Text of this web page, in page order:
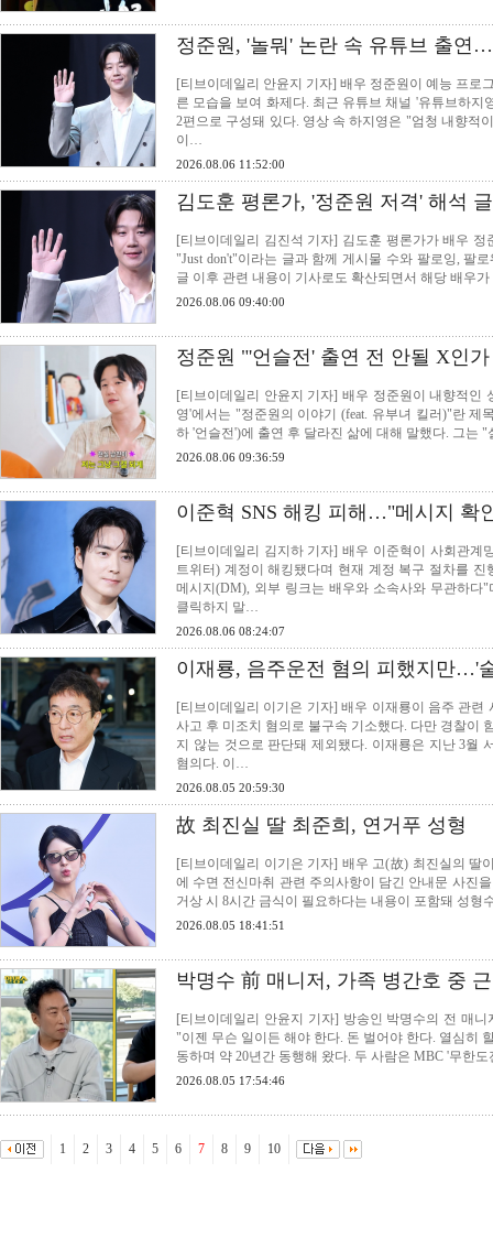
정준원, '놀뭐' 논란 속 유튜브 출연
[티브이데일리 안윤지 기자] 배우 정준원이 예능 프로
른 모습을 보여 화제다. 최근 유튜브 채널 '유튜브하
2편으로 구성돼 있다. 영상 속 하지영은 "엄청 내향적
이…
2026.08.06 11:52:00
김도훈 평론가, '정준원 저격' 해석
[티브이데일리 김진석 기자] 김도훈 평론가가 배우
"Just don't"이라는 글과 함께 게시물 수와 팔로잉, 팔
글 이후 관련 내용이 기사로도 확산되면서 해당 배우
2026.08.06 09:40:00
정준원 "'언슬전' 출연 전 안될 X인
[티브이데일리 안윤지 기자] 배우 정준원이 내향적인
영'에서는 "정준원의 이야기 (feat. 유부녀 킬러)"란
하 '언슬전')에 출연 후 달라진 삶에 대해 말했다. 그는
2026.08.06 09:36:59
이준혁 SNS 해킹 피해…"메시지 확
[티브이데일리 김지하 기자] 배우 이준혁이 사회관계
트위터) 계정이 해킹됐다며 현재 계정 복구 절차를
메시지(DM), 외부 링크는 배우와 소속사와 무관하다
클릭하지 말…
2026.08.06 08:24:07
이재룡, 음주운전 혐의 피했지만…'
[티브이데일리 이기은 기자] 배우 이재룡이 음주 관
사고 후 미조치 혐의로 불구속 기소했다. 다만 경찰이
지 않는 것으로 판단돼 제외됐다. 이재룡은 지난 3월
혐의다. 이…
2026.08.05 20:59:30
故 최진실 딸 최준희, 연거푸 성형
[티브이데일리 이기은 기자] 배우 고(故) 최진실의 딸
에 수면 전신마취 관련 주의사항이 담긴 안내문 사진
거상 시 8시간 금식이 필요하다는 내용이 포함돼 성
2026.08.05 18:41:51
박명수 前 매니저, 가족 병간호 중
[티브이데일리 안윤지 기자] 방송인 박명수의 전 매
"이젠 무슨 일이든 해야 한다. 돈 벌어야 한다. 열심히
동하며 약 20년간 동행해 왔다. 두 사람은 MBC '무한
2026.08.05 17:54:46
1 2 3 4 5 6 7 8 9 10